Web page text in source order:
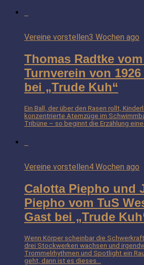
Vereine vorstellen3 Wochen ago
Thomas Radtke
Turnverein von 1926
bei „Trude Kuh“
Ein Ball, der über den Rasen rollt,
konzentrierte Atemzüge im
Tribüne – so beginnt die Erzählung
Vereine vorstellen4 Wochen ago
Calotta Piepho und
Piepho vom TuS
Gast bei „Trude
Wenn Körper scheinbar die
drei Stockwerken wachsen und
Trommelrhythmen und Spotlight ein
geht, dann ist es dieses...